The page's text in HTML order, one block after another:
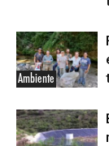
Ambiente